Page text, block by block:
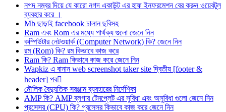
নগদ নম্বর দিয়ে যে কারো নগদ একাউন্ট এর হাফ ইনফরমেশন বের করুন ওয়েবটুল
ব্যবহার করে ।
Mb ছাড়াই facebook চালান ছবিসহ
Ram এবং Rom এর মধ্যে পার্থক্য গুলো জেনে নিন
কম্পিউটার নেটওয়ার্ক (Computer Network) কি? জেনে নিন
রম (Rom) কি? রম কিভাবে কাজ করে
Ram কি? Ram কিভাবে কাজ করে জেনে নিন
Wapkiz এ বানান web screenshot taker site দ্বিতীয় [footer &
header] পব
মৌলিক বৈদ্যুতিক সরঞ্জাম ব্যবহারের নির্দেশিকা
AMP কি? AMP ব্লগার টেমপ্লেট এর সুবিধা এবং অসুবিধা গুলো জেনে নিন
প্রসেসর (CPU) কি? প্রসেসর কিভাবে কাজ করে জেনে নিন